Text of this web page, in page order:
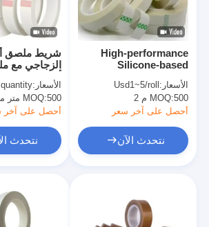
شريط لاصق فيلم بوليميد
شريط لاصق رقائق الألومنيوم
شريط من القماش الزجاجي المصنوع من
ورق الكرافت ذو الوجه احباط
قماش الألياف الزجاجية رقائق الألومنيوم
شريط لاصق مزدوج الجوانب
شريط ملصق
الزجاجي مع
الأسعار:and quantity
MOQ:500 متر مربع
أحصل على آخر
نتحدث
High-performance
Silicone-based
Grade Heat Resistant
Cloth Tape
الأسعار:Usd1~5/roll
MOQ:500 م 2
أحصل على آخر سعر
نتحدث الآن